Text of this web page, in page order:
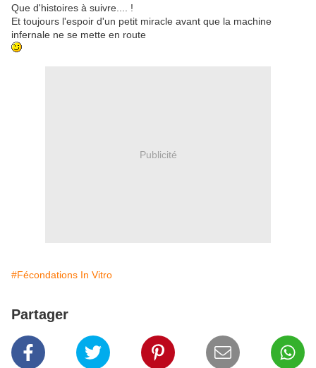
Que d'histoires à suivre.... !
Et toujours l'espoir d'un petit miracle avant que la machine
infernale ne se mette en route
Publicité
#Fécondations In Vitro
Partager